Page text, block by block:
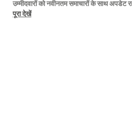
उम्मीदवारों को नवीनतम समाचारों के साथ अपडेट
पूरा देखें